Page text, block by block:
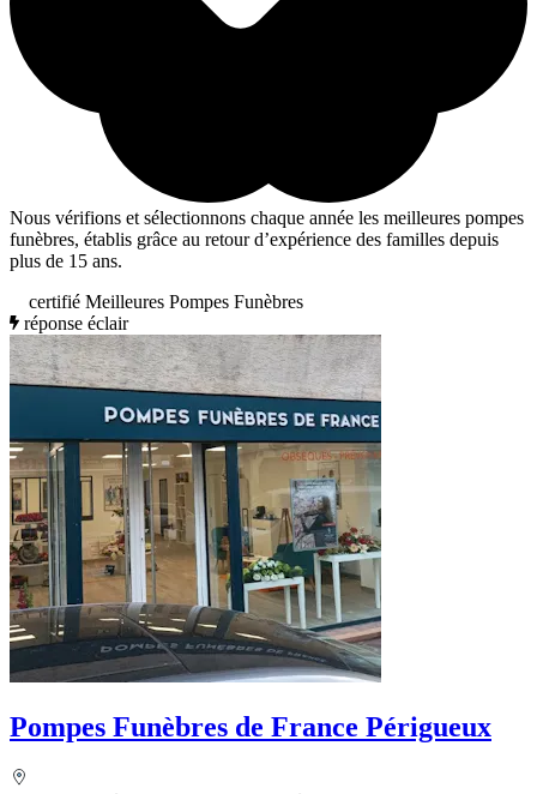
Nous vérifions et sélectionnons chaque année les meilleures pompes
funèbres, établis grâce au retour d’expérience des familles depuis
plus de 15 ans.
certifié Meilleures Pompes Funèbres
réponse éclair
Pompes Funèbres de France Périgueux